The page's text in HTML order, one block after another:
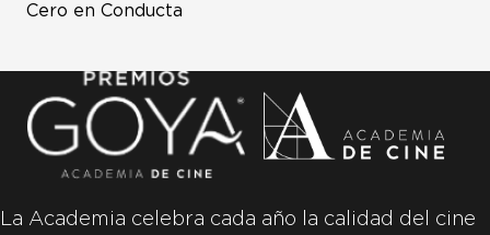
Cero en Conducta
La Academia celebra cada año la calidad del cine